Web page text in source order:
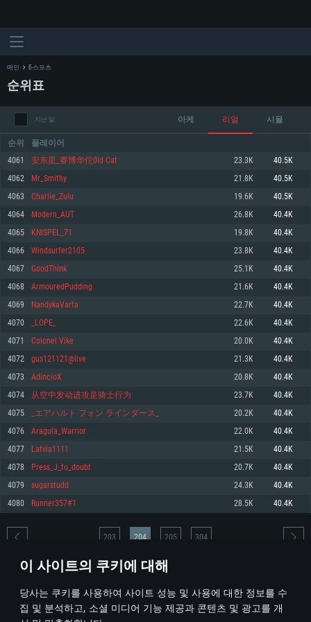
이 사이트의 쿠키에 대해
당사는 쿠키를 사용하여 사이트 성능 및 사용에 대한 정보를 수
집 및 분석하고, 소셜 미디어 기능 제공과 콘텐츠 및 광고를 개
최소사양
운영체제: Windows 10 (64 bit)
프로세서: 2.2 GHz 듀얼코어 이상
메모리: 4GB
그래픽 카드: DirectX 11 이상을 지원하는 AMD Radeon 77XX / NVIDIA
GeForce GT 660. 최소 사양 해상도: 720p
네트워크: 브로드밴드 인터넷
여유 저장 공간: 22.1 GB (최소 클라이언트)
권장 사양
570 혹은 그 이상
여유 저장 공간: 62.2 GB (전체 클라이언트)
최소사양
운영체제: Mac OS Big Sur 11.0
프로세서: 최소 2.2 GHz의 Core i5 (Intel Xeon 은 지원하지 않습니다)
메모리: 6 GB
그래픽 카드: Metal 을 지원하는 Intel Iris Pro 5200 (Mac), 혹은 이와 비슷한 성
능을 가지는 Mac 버전의 AMD/Nvidia. 최소 해상도: 720p
네트워크: 브로드밴드 인터넷
여유 저장 공간: 22.1 GB (최소 클라이언트)
권장 사양
네트워크: 브로드밴드 인터넷
여유 저장 공간: 62.2 GB (전체 클라이언트)
최소사양
운영체제: 64bit Linux 중 최신 버전
프로세서: 2.4 GHz 듀얼코어
메모리: 4 GB
그래픽 카드: Vulkan 을 지원하고, 최신 그래픽 드라이버를 지원하는 NVIDIA
660 (6개월 미만) 혹은 그와 동급의 성능을 가지며 최신 그래픽 드라이버를 지
원하는 AMD (6개월 미만; 최소사양 지원 해상도 720p)
네트워크: 브로드밴드 인터넷
여유 저장 공간: 22.1 GB (최소 클라이언트)
권장 사양
운영체제: Ubuntu 20.04 64bit
프로세서: Intel Core i7
메모리: 16 GB
그래픽 카드: Vulkan 을 지원하고, 최신 그래픽 드라이버를 지원하는 NVIDIA
1060 (6개월 미만) 혹은 그와 동급의 성능을 가지며 최신 그래픽 드라이버를
지원하는 AMD RX 570 (6개월 미만; 최소사양 지원 해상도 720p) 이상
여유 저장 공간: 62.2 GB (전체 클라이언트)
메인 E-스포츠
순위표
지난 달 아케 리얼 시뮬
순위 플레이어
4061 安东星_赛博华佗0ld Cat 23.3K 40.5K
4062 Mr_Smithy 21.8K 40.5K
4063 Charlie_Zulu 19.6K 40.5K
4064 Modern_AUT 26.8K 40.4K
4065 KNISPEL_71 19.8K 40.4K
4066 Windsurfer2105 23.8K 40.4K
4067 GoodThink 25.1K 40.4K
4068 ArmouredPudding 21.6K 40.4K
4069 NandykaVarta 22.7K 40.4K
4070 _LOPE_ 22.6K 40.4K
4071 Colonel Vike 20.0K 40.4K
4072 gus121121@live 21.3K 40.4K
4073 AdincioX 20.8K 40.4K
4074 从空中发动进攻是骑士行为 23.7K 40.4K
4075 _エアハルト フォン ラインダース_ 20.2K 40.4K
4076 Aragula_Warrior 22.0K 40.4K
4077 Latvia1111 21.5K 40.4K
4078 Press_J_to_doubt 20.7K 40.4K
4079 sugarstudd 24.3K 40.4K
4080 Runner357#1 28.5K 40.4K
* 순위표는 매일 1회 갱신됩니다
203 204 205 304